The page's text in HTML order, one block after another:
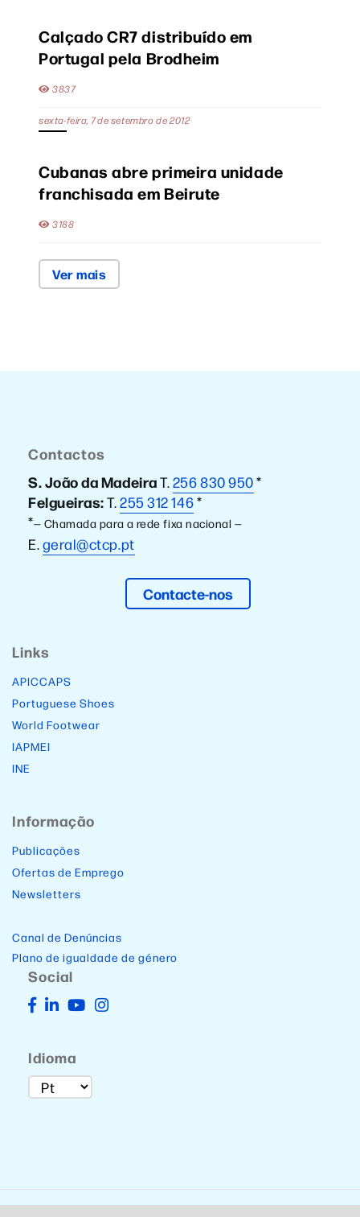
Calçado CR7 distribuído em
Portugal pela Brodheim
3837
sexta-feira, 7 de setembro de 2012
Cubanas abre primeira unidade
franchisada em Beirute
3188
Ver mais
Contactos
S. João da MadeiraT.256 830 950*
Felgueiras:T.255 312 146*
*— Chamada para a rede fixa nacional —
E.geral@ctcp.pt
Contacte-nos
Links
APICCAPS
Portuguese Shoes
World Footwear
IAPMEI
INE
Informação
Publicações
Ofertas de Emprego
Newsletters
Canal de Denúncias
Plano de igualdade de género
Social
Idioma